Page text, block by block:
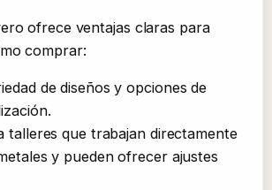
ofrece ventajas claras para
comprar:
de diseños y opciones de
talleres que trabajan directamente
y pueden ofrecer ajustes